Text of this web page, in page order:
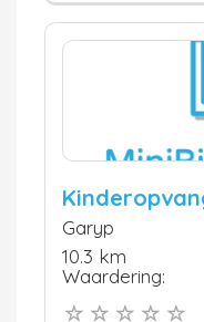
Garyp
10.3 km
Waardering: